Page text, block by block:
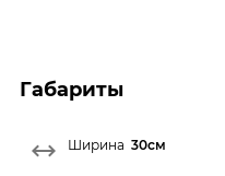
Габариты
Ширина 30см